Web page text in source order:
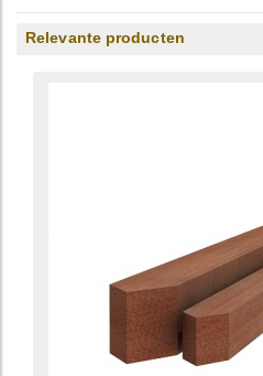
Relevante producten